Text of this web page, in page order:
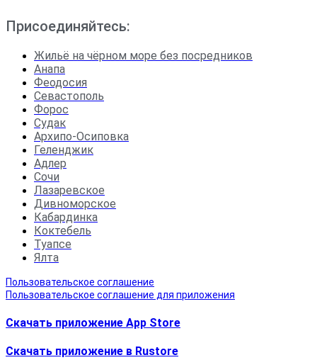
Присоединяйтесь:
Жильё на чёрном море без посредников
Анапа
Феодосия
Севастополь
Форос
Судак
Архипо-Осиповка
Геленджик
Адлер
Сочи
Лазаревское
Дивноморское
Кабардинка
Коктебель
Туапсе
Ялта
Пользовательское соглашение
Пользовательское соглашение для приложения
Скачать приложение App Store
Скачать приложение в Rustore